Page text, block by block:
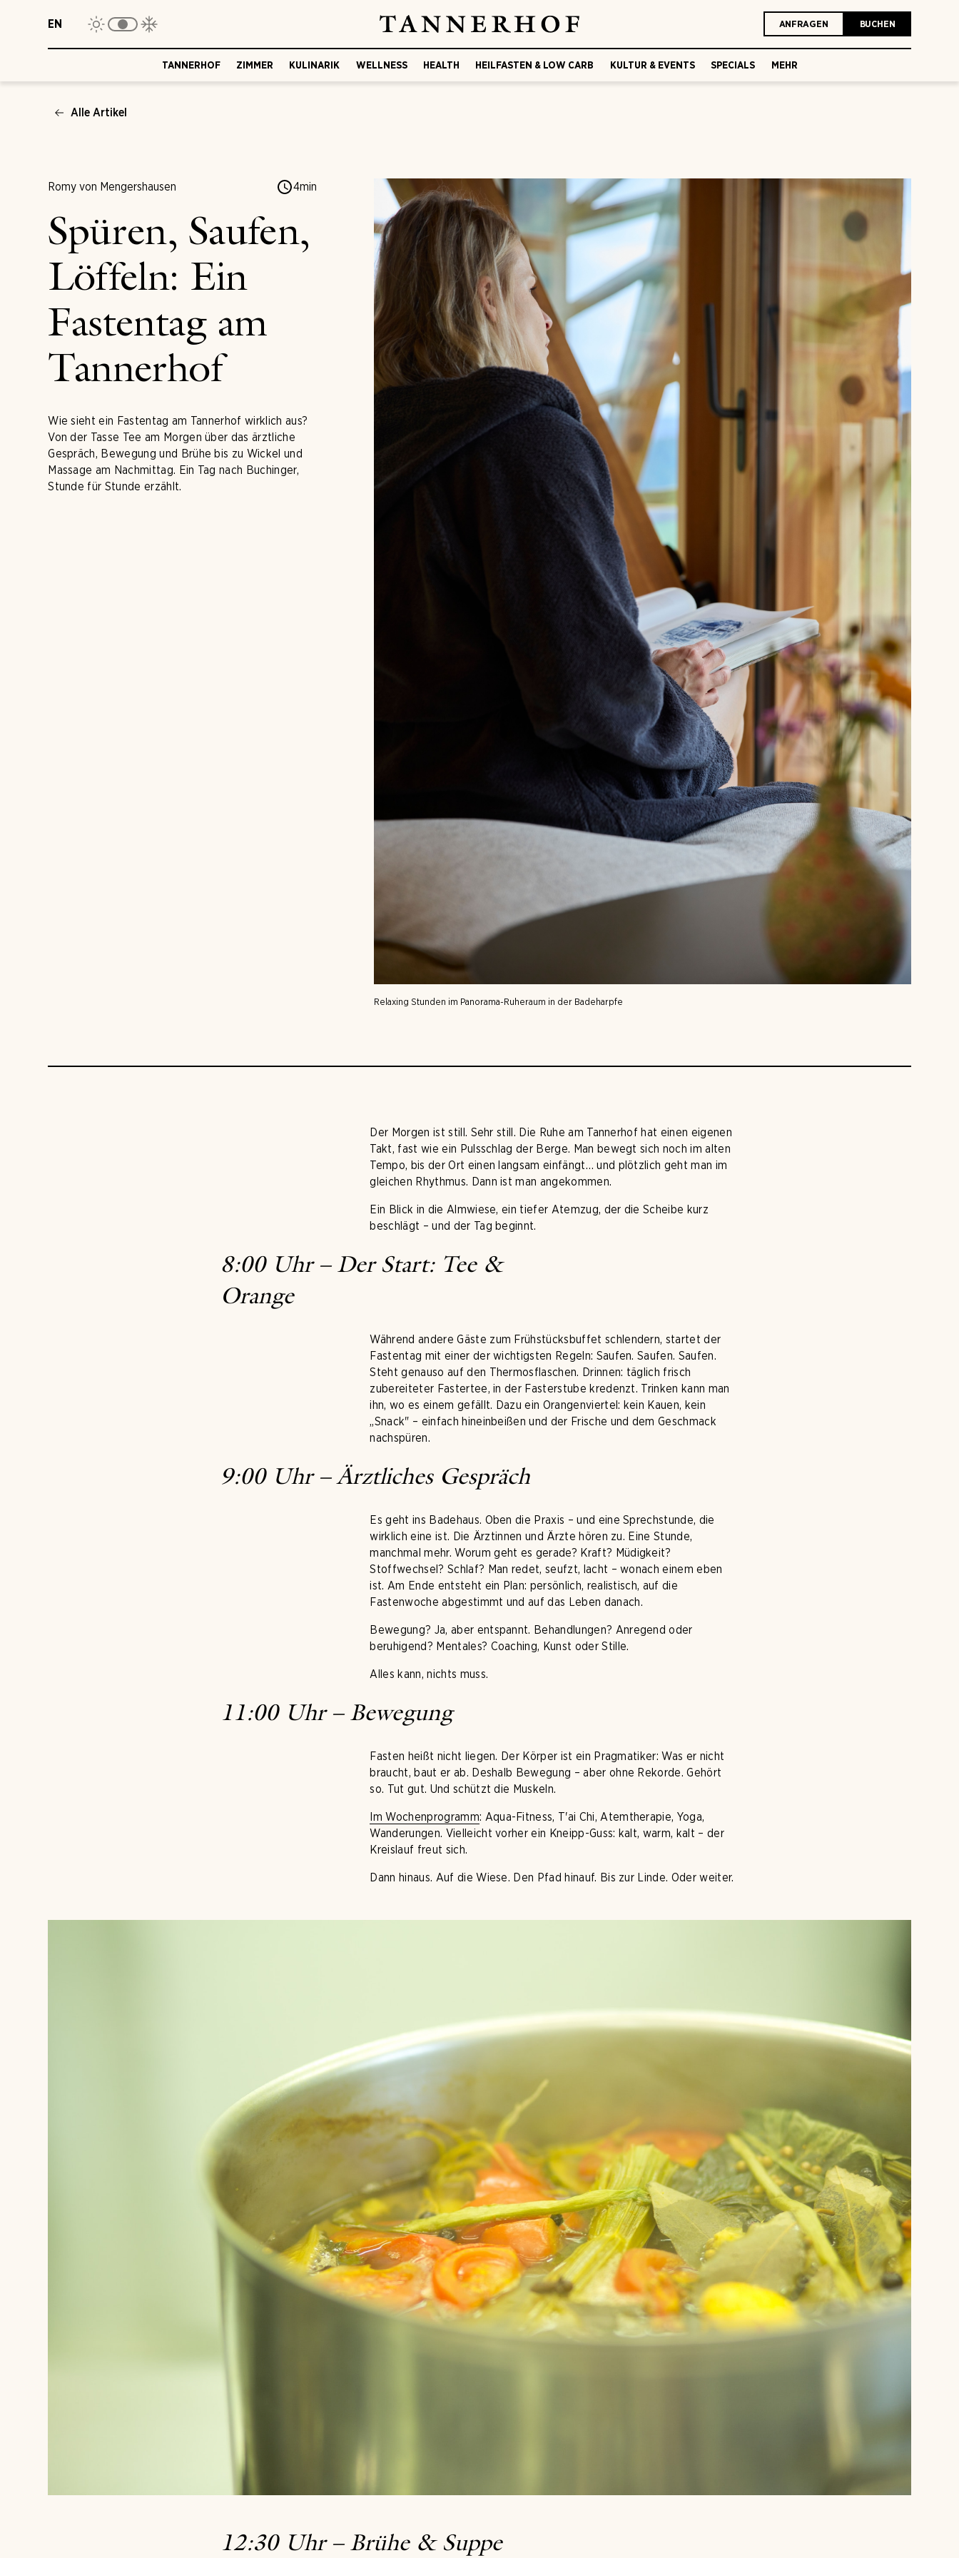
EN ANFRAGEN BUCHEN
TANNERHOF ZIMMER KULINARIK WELLNESS HEALTH HEILFASTEN & LOW CARB KULTUR & EVENTS SPECIALS MEHR
Alle Artikel
Romy von Mengershausen 4min
Spüren, Saufen,
Löffeln: Ein
Fastentag am
Tannerhof
Wie sieht ein Fastentag am Tannerhof wirklich aus?
Von der Tasse Tee am Morgen über das ärztliche
Gespräch, Bewegung und Brühe bis zu Wickel und
Massage am Nachmittag. Ein Tag nach Buchinger,
Stunde für Stunde erzählt.
Relaxing Stunden im Panorama-Ruheraum in der Badeharpfe
Der Morgen ist still. Sehr still. Die Ruhe am Tannerhof hat einen eigenen
Takt, fast wie ein Pulsschlag der Berge. Man bewegt sich noch im alten
Tempo, bis der Ort einen langsam einfängt… und plötzlich geht man im
gleichen Rhythmus. Dann ist man angekommen.
Ein Blick in die Almwiese, ein tiefer Atemzug, der die Scheibe kurz
beschlägt – und der Tag beginnt.
8:00 Uhr – Der Start: Tee &
Orange
Während andere Gäste zum Frühstücksbuffet schlendern, startet der
Fastentag mit einer der wichtigsten Regeln: Saufen. Saufen. Saufen.
Steht genauso auf den Thermosflaschen. Drinnen: täglich frisch
zubereiteter Fastertee, in der Fasterstube kredenzt. Trinken kann man
ihn, wo es einem gefällt. Dazu ein Orangenviertel: kein Kauen, kein
„Snack" – einfach hineinbeißen und der Frische und dem Geschmack
nachspüren.
9:00 Uhr – Ärztliches Gespräch
Es geht ins Badehaus. Oben die Praxis – und eine Sprechstunde, die
wirklich eine ist. Die Ärztinnen und Ärzte hören zu. Eine Stunde,
manchmal mehr. Worum geht es gerade? Kraft? Müdigkeit?
Stoffwechsel? Schlaf? Man redet, seufzt, lacht – wonach einem eben
ist. Am Ende entsteht ein Plan: persönlich, realistisch, auf die
Fastenwoche abgestimmt und auf das Leben danach.
Bewegung? Ja, aber entspannt. Behandlungen? Anregend oder
beruhigend? Mentales? Coaching, Kunst oder Stille.
Alles kann, nichts muss.
11:00 Uhr – Bewegung
Fasten heißt nicht liegen. Der Körper ist ein Pragmatiker: Was er nicht
braucht, baut er ab. Deshalb Bewegung – aber ohne Rekorde. Gehört
so. Tut gut. Und schützt die Muskeln.
Im Wochenprogramm: Aqua-Fitness, T'ai Chi, Atemtherapie, Yoga,
Wanderungen. Vielleicht vorher ein Kneipp-Guss: kalt, warm, kalt – der
Kreislauf freut sich.
Dann hinaus. Auf die Wiese. Den Pfad hinauf. Bis zur Linde. Oder weiter.
12:30 Uhr – Brühe & Suppe